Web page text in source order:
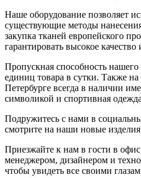
Наше оборудование позволяет
существующие методы
закупка тканей европейского
гарантировать высокое качество
Пропускная способность
единиц товара в сутки. Также
Петербурге всегда в наличии
символикой и спортивная
Подружитесь с нами в
смотрите на наши новые
Приезжайте к нам в гости в
менеджером, дизайнером и
чтобы увидеть все своими